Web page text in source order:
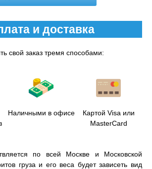
и доставка
свой заказ тремя способами:
Наличными в офисе
Картой Visa или
MasterCard
по всей Москве и Московской
груза и его веса будет зависеть вид